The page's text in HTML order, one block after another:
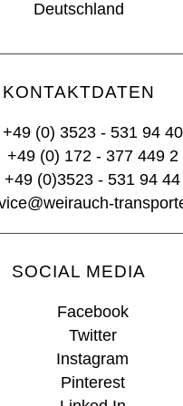
Deutschland
KONTAKTDATEN
+49 (0) 3523- 531 94 40
+49 (0) 172- 377 449 2
+49 (0)3523 - 531 94 44
SOCIAL MEDIA
Facebook
Twitter
Instagram
Pinterest